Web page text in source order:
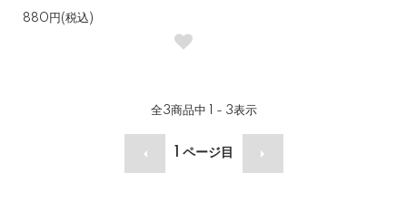
880円(税込)
全3商品中 1 - 3表示
ページ目